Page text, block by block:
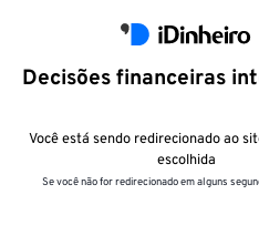
Decisões financeiras
Você está sendo redirecionado ao
escolhida
Se você não for redirecionado em alguns